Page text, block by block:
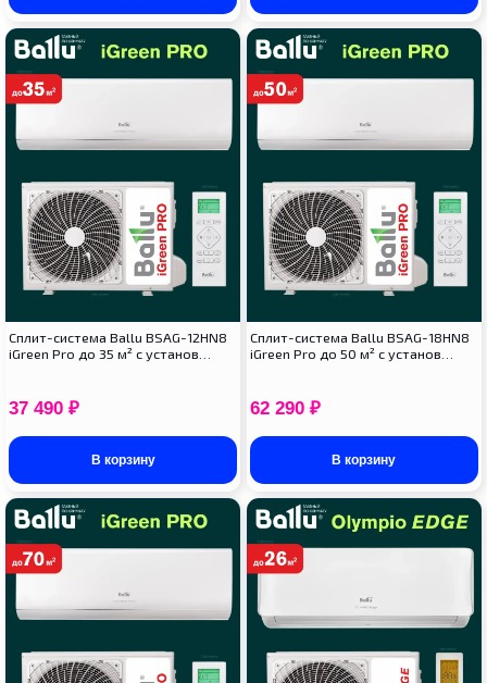
Сплит-система Ballu BSAG-12HN8
iGreen Pro до 35 м² с установ…
37 490 ₽
В корзину
Сплит-система Ballu BSAG-18HN8
iGreen Pro до 50 м² с установ…
62 290 ₽
В корзину